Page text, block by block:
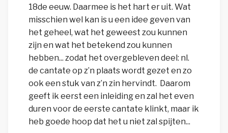
18de eeuw. Daarmee is het hart er uit. Wat
misschien wel kan is u een idee geven van
het geheel, wat het geweest zou kunnen
zijn en wat het betekend zou kunnen
hebben... zodat het overgebleven deel: nl.
de cantate op z’n plaats wordt gezet en zo
ook een stuk van z’n zin hervindt. Daarom
geeft ik eerst een inleiding en zal het even
duren voor de eerste cantate klinkt, maar ik
heb goede hoop dat het u niet zal spijten...